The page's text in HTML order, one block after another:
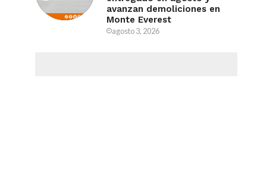
avanzan demoliciones en
Monte Everest
agosto 3, 2026